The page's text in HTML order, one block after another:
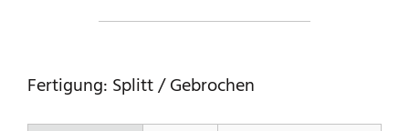
Fertigung: Splitt / Gebrochen